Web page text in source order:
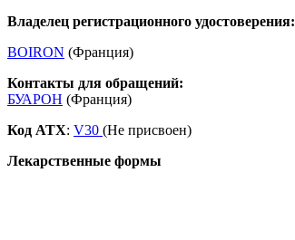
Владелец регистрационного удостоверения:
BOIRON (Франция)
Контакты для обращений:
БУАРОН (Франция)
Код ATX: V30 (Не присвоен)
Лекарственные формы